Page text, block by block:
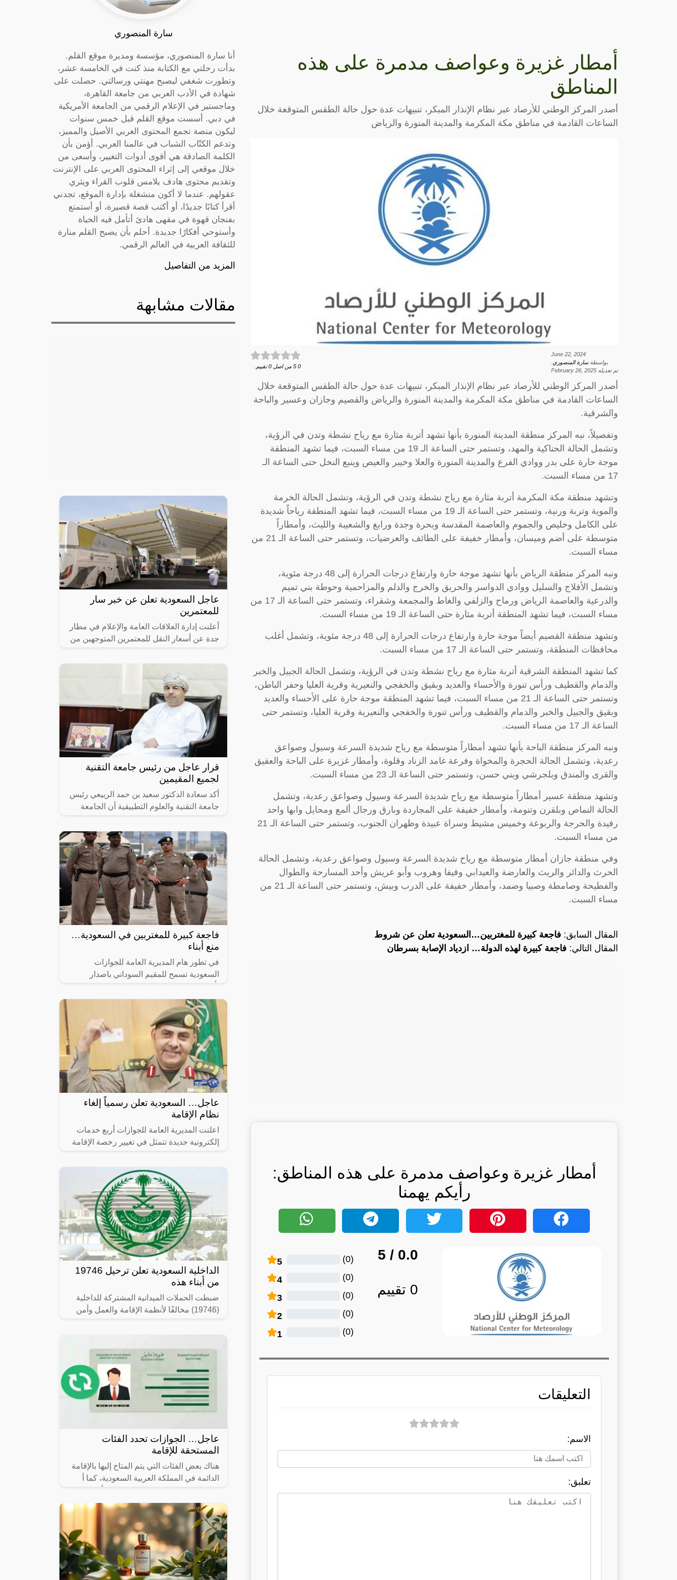
أمطار غزيرة وعواصف مدمرة على هذه
المناطق
أصدر المركز الوطني للأرصاد عبر نظام الإنذار المبكر، تنبيهات عدة حول حالة الطقس المتوقعة خلال
الساعات القادمة في مناطق مكة المكرمة والمدينة المنورة والرياض
June 22, 2024
بواسطةسارة المنصوري
تم تعديله February 26, 2025
0
5 من اصل 0 تقييم.
أصدر المركز الوطني للأرصاد عبر نظام الإنذار المبكر، تنبيهات عدة حول حالة الطقس المتوقعة خلال
الساعات القادمة في مناطق مكة المكرمة والمدينة المنورة والرياض والقصيم وجازان وعسير والباحة
والشرقية.
وتفصيلاً، نبه المركز منطقة المدينة المنورة بأنها تشهد أتربة مثارة مع رياح نشطة وتدن في الرؤية،
وتشمل الحالة الحناكية والمهد، وتستمر حتى الساعة الـ 19 من مساء السبت، فيما تشهد المنطقة
موجة حارة على بدر ووادي الفرع والمدينة المنورة والعلا وخيبر والعيص وينبع النخل حتى الساعة الـ
17 من مساء السبت.
وتشهد منطقة مكة المكرمة أتربة مثارة مع رياح نشطة وتدن في الرؤية، وتشمل الحالة الخرمة
والموية وتربة ورنية، وتستمر حتى الساعة الـ 19 من مساء السبت، فيما تشهد المنطقة رياحاً شديدة
على الكامل وخليص والجموم والعاصمة المقدسة وبحرة وجدة ورابغ والشعيبة والليث، وأمطاراً
متوسطة على أضم وميسان، وأمطار خفيفة على الطائف والعرضيات، وتستمر حتى الساعة الـ 21 من
مساء السبت.
ونبه المركز منطقة الرياض بأنها تشهد موجة حارة وارتفاع درجات الحرارة إلى 48 درجة مئوية،
وتشمل الأفلاج والسليل ووادي الدواسر والحريق والخرج والدلم والمزاحمية وحوطة بني تميم
والدرعية والعاصمة الرياض ورماح والزلفي والغاط والمجمعة وشقراء، وتستمر حتى الساعة الـ 17 من
مساء السبت، فيما تشهد المنطقة أتربة مثارة حتى الساعة الـ 19 من مساء السبت.
وتشهد منطقة القصيم أيضاً موجة حارة وارتفاع درجات الحرارة إلى 48 درجة مئوية، وتشمل أغلب
محافظات المنطقة، وتستمر حتى الساعة الـ 17 من مساء السبت.
كما تشهد المنطقة الشرقية أتربة مثارة مع رياح نشطة وتدن في الرؤية، وتشمل الحالة الجبيل والخبر
والدمام والقطيف ورأس تنورة والأحساء والعديد وبقيق والخفجي والنعيرية وقرية العليا وحفر الباطن،
وتستمر حتى الساعة الـ 21 من مساء السبت، فيما تشهد المنطقة موجة حارة على الأحساء والعديد
وبقيق والجبيل والخبر والدمام والقطيف ورأس تنورة والخفجي والنعيرية وقرية العليا، وتستمر حتى
الساعة الـ 17 من مساء السبت.
ونبه المركز منطقة الباحة بأنها تشهد أمطاراً متوسطة مع رياح شديدة السرعة وسيول وصواعق
رعدية، وتشمل الحالة الحجرة والمخواة وفرعة غامد الزناد وقلوة، وأمطار غزيرة على الباحة والعقيق
والقرى والمندق وبلجرشي وبني حسن، وتستمر حتى الساعة الـ 23 من مساء السبت.
وتشهد منطقة عسير أمطاراً متوسطة مع رياح شديدة السرعة وسيول وصواعق رعدية، وتشمل
الحالة النماص وبلقرن وتنومة، وأمطار خفيفة على المجاردة وبارق ورجال ألمع ومحايل وابها واحد
رفيدة والحرجة والربوعة وخميس مشيط وسراة عبيدة وظهران الجنوب، وتستمر حتى الساعة الـ 21
من مساء السبت.
وفي منطقة جازان أمطار متوسطة مع رياح شديدة السرعة وسيول وصواعق رعدية، وتشمل الحالة
الحرث والدائر والريث والعارضة والعيدابي وفيفا وهروب وأبو عريش وأحد المسارحة والطوال
والفطيحة وصامطة وصبيا وضمد، وأمطار خفيفة على الدرب وبيش، وتستمر حتى الساعة الـ 21 من
مساء السبت.
المقال السابق: فاجعة كبيرة للمغتربين…السعودية تعلن عن شروط
المقال التالي: فاجعة كبيرة لهذه الدولة… ازدياد الإصابة بسرطان
أمطار غزيرة وعواصف مدمرة على هذه المناطق:
رأيكم يهمنا
0.0
/ 5
0 تقييم
5 (
0
)
4 (
0
)
3 (
0
)
2 (
0
)
1 (
0
)
التعليقات
الاسم:
تعلبق:
سارة المنصوري
أنا سارة المنصوري، مؤسسة ومديرة موقع القلم.
بدأت رحلتي مع الكتابة منذ كنت في الخامسة عشر،
وتطورت شغفي ليصبح مهنتي ورسالتي. حصلت على
شهادة في الأدب العربي من جامعة القاهرة،
وماجستير في الإعلام الرقمي من الجامعة الأمريكية
في دبي. أسست موقع القلم قبل خمس سنوات
ليكون منصة تجمع المحتوى العربي الأصيل والمميز،
وتدعم الكتّاب الشباب في عالمنا العربي. أؤمن بأن
الكلمة الصادقة هي أقوى أدوات التغيير، وأسعى من
خلال موقعي إلى إثراء المحتوى العربي على الإنترنت
وتقديم محتوى هادف يلامس قلوب القراء ويثري
عقولهم. عندما لا أكون منشغلة بإدارة الموقع، تجدني
أقرأ كتابًا جديدًا، أو أكتب قصة قصيرة، أو أستمتع
بفنجان قهوة في مقهى هادئ أتأمل فيه الحياة
وأستوحي أفكارًا جديدة. أحلم بأن يصبح القلم منارة
للثقافة العربية في العالم الرقمي.
المزيد من التفاصيل
مقالات مشابهة
عاجل السعودية تعلن عن خبر سار
للمعتمرين
أعلنت إدارة العلاقات العامة والإعلام في مطار
جدة عن أسعار النقل للمعتمرين المتوجهين من
العزيز، والتي تعد من أقل الأسعار
قرار عاجل من رئيس جامعة التقنية
لجميع المقيمين
أكد سعادة الدكتور سعيد بن حمد الربيعي رئيس
جامعة التقنية والعلوم التطبيقية أن الجامعة
العمانية، الأول يعنى بإحلال
فاجعة كبيرة للمغتربين في السعودية…
منع أبناء
في تطور هام المديرية العامة للجوازات
السعودية تسمح للمقيم السوداني باصدار
الخطوة المتقدمة التزام المملكة بتعزيز الروابط
عاجل… السعودية تعلن رسمياً إلغاء
نظام الإقامة
اعلنت المديرية العامة للجوازات أربع خدمات
إلكترونية جديدة تتمثل في تغيير رخصة الإقامة
مقيم) بمميزات جديدة ومريحة لصاحب
الداخلية السعودية تعلن ترحيل 19746
من أبناء هذه
ضبطت الحملات الميدانية المشتركة للداخلية
(19746) مخالفًا لأنظمة الإقامة والعمل وأمن
عاجل… الجوازات تحدد الفئات
المستحقة للإقامة
هناك بعض الفئات التي يتم المتاح إليها بالإقامة
الدائمة في المملكة العربية السعودية، كما أ
في هذه الإقامات، لذا سوف